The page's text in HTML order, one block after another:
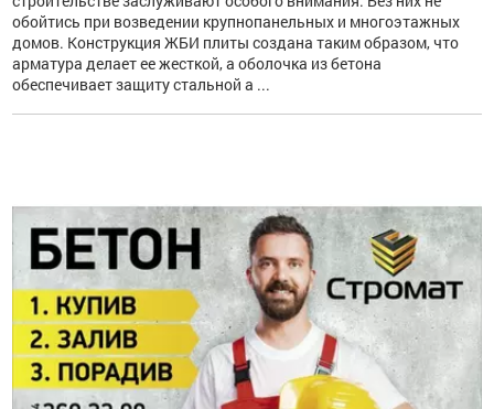
обойтись при возведении крупнопанельных и многоэтажных
домов. Конструкция ЖБИ плиты создана таким образом, что
арматура делает ее жесткой, а оболочка из бетона
обеспечивает защиту стальной а ...